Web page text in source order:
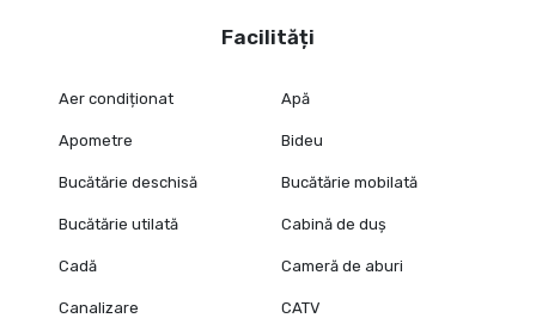
Facilități
Aer condiționat Apă
Apometre Bideu
Bucătărie deschisă Bucătărie mobilată
Bucătărie utilată Cabină de duș
Cadă Cameră de aburi
Canalizare CATV